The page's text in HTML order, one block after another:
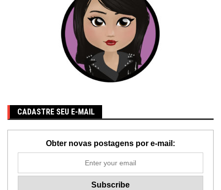
CADASTRE SEU E-MAIL
Obter novas postagens por e-mail: